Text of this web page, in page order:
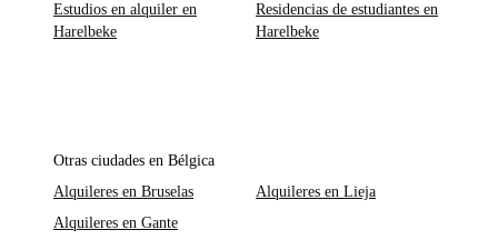
Estudios en alquiler en
Harelbeke
Residencias de estudiantes en
Harelbeke
Otras ciudades en Bélgica
Alquileres en Bruselas
Alquileres en Lieja
Alquileres en Gante